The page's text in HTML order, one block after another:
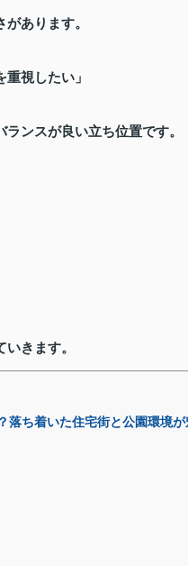
あります。
視したい」
ンスが良い立ち位置です。
きます。
落ち着いた住宅街と公園環境